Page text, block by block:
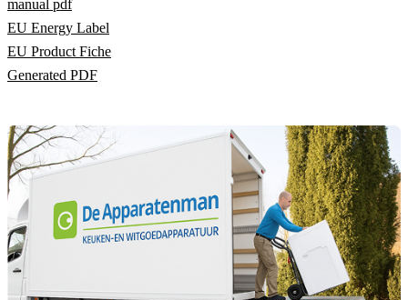
manual pdf
EU Energy Label
EU Product Fiche
Generated PDF